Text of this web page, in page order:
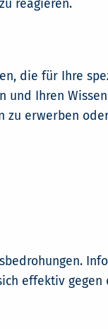
reagieren.
die für Ihre
und Ihren
zu erwerben
effektiv gegen